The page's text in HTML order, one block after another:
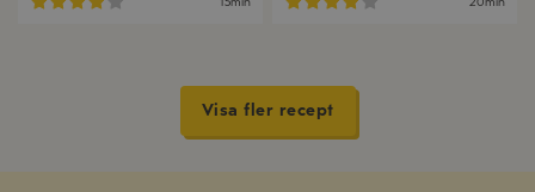
15min 20min
Visa fler recept